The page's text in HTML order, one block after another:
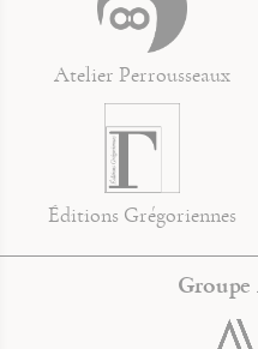
Atelier Perrousseaux
Éditions Grégoriennes